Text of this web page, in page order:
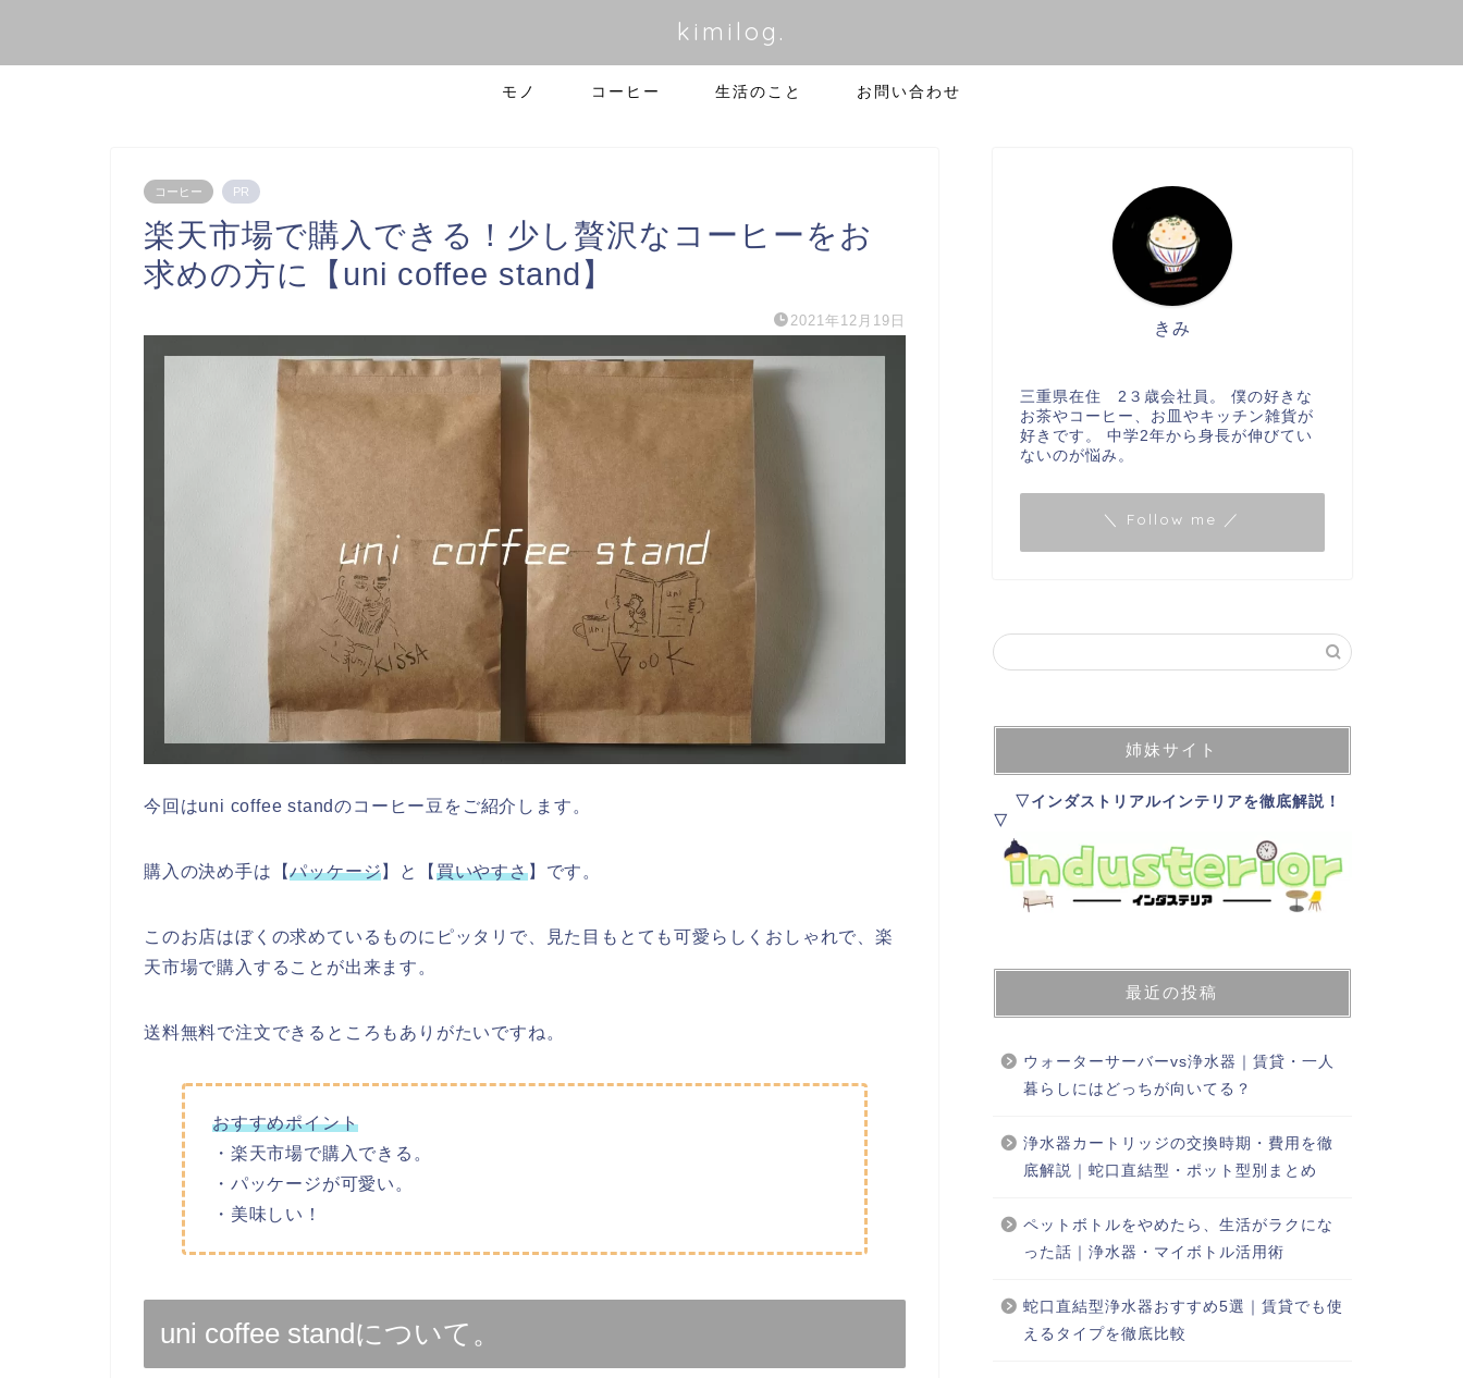
kimilog.
モノ コーヒー 生活のこと お問い合わせ
コーヒー PR
楽天市場で購入できる！少し贅沢なコーヒーをお
求めの方に【uni coffee stand】
2021年12月19日
今回はuni coffee standのコーヒー豆をご紹介します。
購入の決め手は【パッケージ】と【 買いやすさ】です。
このお店はぼくの求めているものにピッタリで、見た目もとても可愛らしくおしゃれで、楽
天市場で購入することが出来ます。
送料無料で注文できるところもありがたいですね。
おすすめポイント
・楽天市場で購入できる。
・パッケージが可愛い。
・美味しい！
uni coffee standについて。
きみ
三重県在住 2３歳会社員。 僕の好きな
お茶やコーヒー、お皿やキッチン雑貨が
好きです。 中学2年から身長が伸びてい
ないのが悩み。
＼ Follow me ／
姉妹サイト
▽インダストリアルインテリアを徹底解説！
▽
最近の投稿
ウォーターサーバーvs浄水器｜賃貸・一人
暮らしにはどっちが向いてる？
浄水器カートリッジの交換時期・費用を徹
底解説｜蛇口直結型・ポット型別まとめ
ペットボトルをやめたら、生活がラクにな
った話｜浄水器・マイボトル活用術
蛇口直結型浄水器おすすめ5選｜賃貸でも使
えるタイプを徹底比較